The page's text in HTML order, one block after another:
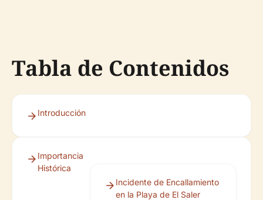
Tabla de Contenidos
Introducción
Importancia
Histórica
Incidente de Encallamiento
en la Playa de El Saler